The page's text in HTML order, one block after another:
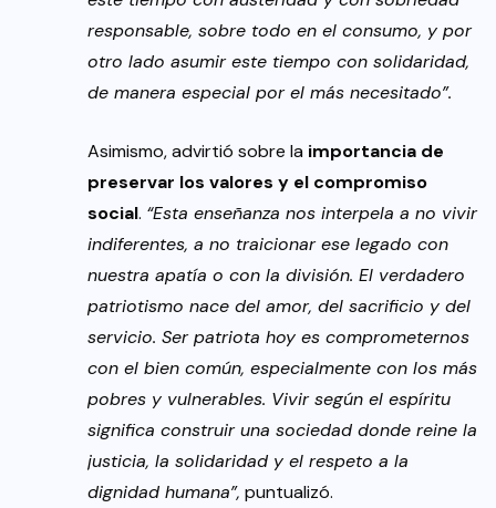
responsable, sobre todo en el consumo, y por
otro lado asumir este tiempo con solidaridad,
de manera especial por el más necesitado”.
Asimismo, advirtió sobre la importancia de
preservar los valores y el compromiso
social. “Esta enseñanza nos interpela a no vivir
indiferentes, a no traicionar ese legado con
nuestra apatía o con la división. El verdadero
patriotismo nace del amor, del sacrificio y del
servicio. Ser patriota hoy es comprometernos
con el bien común, especialmente con los más
pobres y vulnerables. Vivir según el espíritu
significa construir una sociedad donde reine la
justicia, la solidaridad y el respeto a la
dignidad humana”, puntualizó.